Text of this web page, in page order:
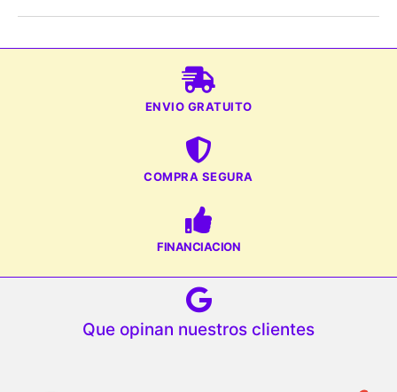
ENVIO GRATUITO
COMPRA SEGURA
FINANCIACION
Que opinan nuestros clientes